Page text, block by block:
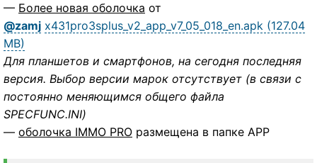
— Более новая оболочка от
@zamj x431pro3splus_v2_app_v7_05_018_en.apk (127.04
MB)
Для планшетов и смартфонов, на сегодня последняя
версия. Выбор версии марок отсутствует (в связи с
постоянно меняющимся общего файла
SPECFUNC.INI)
— оболочка IMMO PRO размещена в папке APP